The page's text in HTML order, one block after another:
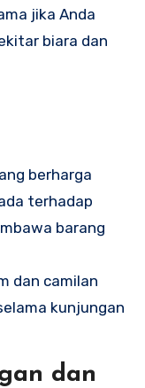
jika Anda
biara dan
berharga
terhadap
barang
dan camilan
kunjungan
dan